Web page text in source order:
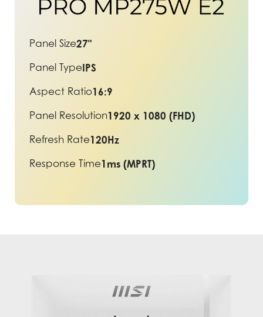
Panel Size27"
Panel TypeIPS
Aspect Ratio16:9
Panel Resolution1920 x 1080 (FHD)
Refresh Rate120Hz
Response Time1ms (MPRT)